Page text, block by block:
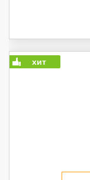
хит